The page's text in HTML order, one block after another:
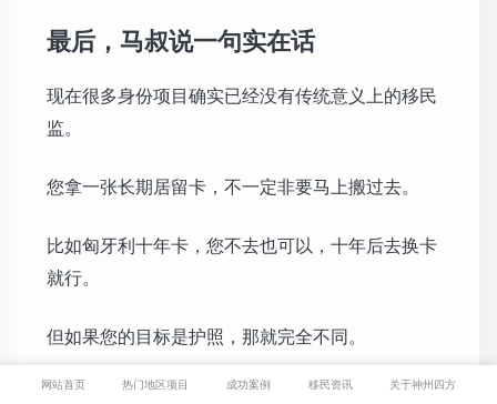
最后，马叔说一句实在话
现在很多身份项目确实已经没有传统意义上的移民
监。
您拿一张长期居留卡，不一定非要马上搬过去。
比如匈牙利十年卡，您不去也可以，十年后去换卡
就行。
但如果您的目标是护照，那就完全不同。
拿护照，一定要住。
网站首页 热门地区项目 成功案例 移民资讯 关于神州四方